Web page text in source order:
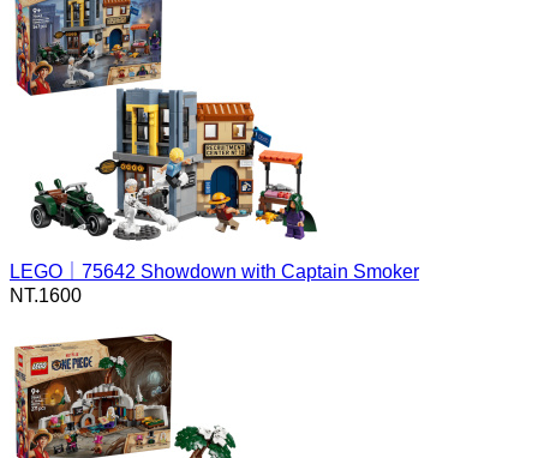
LEGO｜75642 Showdown with Captain Smoker
NT.1600